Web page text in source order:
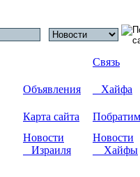
Связь
Объявления Хайфа
Карта сайта
Новости
Израиля
Новости
Хайфы